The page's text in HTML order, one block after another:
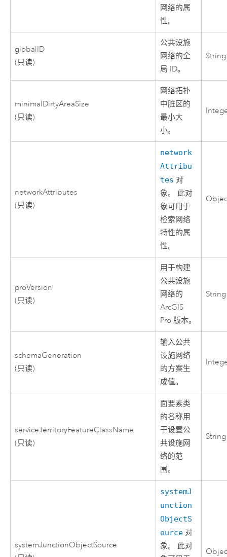
网络的属
性。
globalID
(只读)
公共设施
网络的全
局 ID。
String
minimalDirtyAreaSize
(只读)
网络拓扑
中脏区的
最小大
小。
networkAttributes
(只读)
network
Attribu
tes 对
象。 此对
象可用于
检索网络
特性的属
性。
proVersion
(只读)
用于构建
公共设施
网络的
ArcGIS
Pro 版本。
String
schemaGeneration
(只读)
输入公共
设施网络
的方案生
成值。
serviceTerritoryFeatureClassName
(只读)
面要素类
的名称用
于设置公
共设施网
络的范
围。
String
systemJunctionObjectSource
systemJ
unction
ObjectS
ource 对
象。 此对